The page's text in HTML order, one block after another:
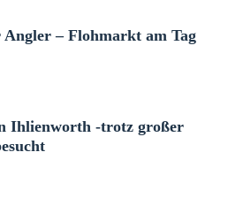
– Flohmarkt am Tag
Ihlienworth -trotz großer